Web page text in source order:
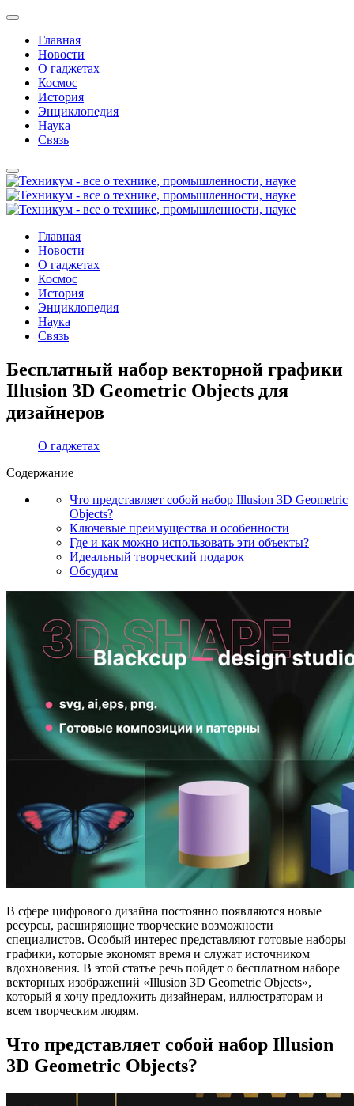
Главная
Новости
О гаджетах
Космос
История
Энциклопедия
Наука
Связь
Главная
Новости
О гаджетах
Космос
История
Энциклопедия
Наука
Связь
Бесплатный набор векторной графики
Illusion 3D Geometric Objects для
дизайнеров
О гаджетах
Содержание
Что представляет собой набор Illusion 3D Geometric
Objects?
Ключевые преимущества и особенности
Где и как можно использовать эти объекты?
Идеальный творческий подарок
Обсудим
В сфере цифрового дизайна постоянно появляются новые
ресурсы, расширяющие творческие возможности
специалистов. Особый интерес представляют готовые наборы
графики, которые экономят время и служат источником
вдохновения. В этой статье речь пойдет о бесплатном наборе
векторных изображений «Illusion 3D Geometric Objects»,
который я хочу предложить дизайнерам, иллюстраторам и
всем творческим людям.
Что представляет собой набор Illusion
3D Geometric Objects?